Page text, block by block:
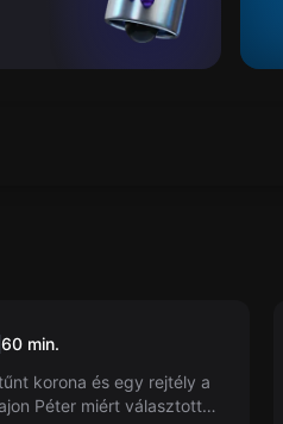
60 min.
korona és egy rejtély a
Péter miért választotta